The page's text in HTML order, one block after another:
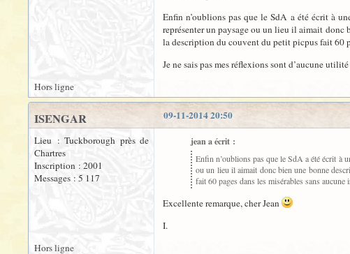
Enfin n’oublions pas que le SdA a été écrit à
représenter un paysage ou un lieu il aimait donc
la description du couvent du petit picpus fait 60
Je ne sais pas mes réflexions sont d’aucune
Hors ligne
09-11-2014 20:50
ISENGAR
Lieu : Tuckborough près de
Chartres
Inscription : 2001
Messages : 5 117
jean a écrit :
Enfin n’oublions pas que le SdA a été écrit à
ou un lieu il aimait donc bien une bonne
fait 60 pages dans les misérables sans aucune
Excellente remarque, cher Jean
I.
Hors ligne